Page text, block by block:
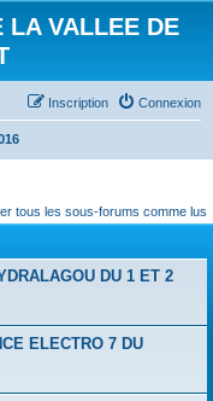
LA VALLEE DE
Connexion
Inscription
tous les sous-forums comme lus
DU 1 ET 2
ELECTRO 7 DU